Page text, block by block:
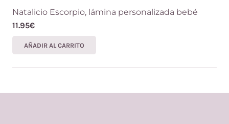
Natalicio Escorpio, lámina personalizada bebé
11.95€
AÑADIR AL CARRITO